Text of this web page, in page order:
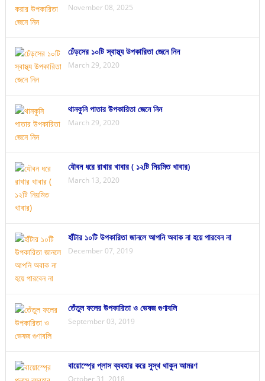
November 08, 2025
ঢেঁড়সের ১০টি স্বাস্থ্য উপকারিতা জেনে নিন
March 29, 2020
থানকুনি পাতার উপকারিতা জেনে নিন
March 29, 2020
যৌবন ধরে রাখার খাবার ( ১২টি নিয়মিত খাবার)
March 13, 2020
হাঁটার ১০টি উপকারিতা জানলে আপনি অবাক না হয়ে পারবেন না
December 07, 2019
তেঁতুল ফলের উপকারিতা ও ভেষজ গুণাবলি
September 03, 2019
বায়োস্প্রে প্লাস ব্যবহার করে সুস্থ থাকুন আমরণ
October 31, 2018